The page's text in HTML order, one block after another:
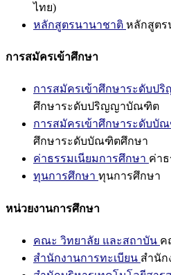
ไทย)
หลักสูตรนานาชาติ หลักสูตร
การสมัครเข้าศึกษา
การสมัครเข้าศึกษาระดับป
ศึกษาระดับปริญญาบัณฑิต
การสมัครเข้าศึกษาระดับบั
ศึกษาระดับบัณฑิตศึกษา
ค่าธรรมเนียมการศึกษา ค่า
ทุนการศึกษา ทุนการศึกษา
หน่วยงานการศึกษา
คณะ วิทยาลัย และสถาบัน ค
สำนักงานการทะเบียน สำนัก